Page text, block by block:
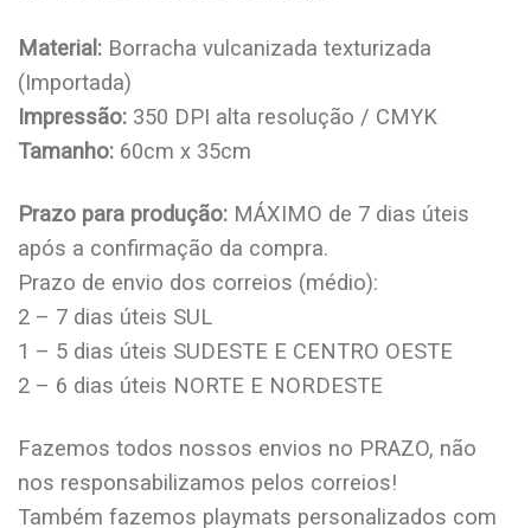
Material: Borracha vulcanizada texturizada
(Importada)
Impressão: 350 DPI alta resolução / CMYK
Tamanho: 60cm x 35cm
Prazo para produção: MÁXIMO de 7 dias úteis
após a confirmação da compra.
Prazo de envio dos correios (médio):
2 – 7 dias úteis SUL
1 – 5 dias úteis SUDESTE E CENTRO OESTE
2 – 6 dias úteis NORTE E NORDESTE
Fazemos todos nossos envios no PRAZO, não
nos responsabilizamos pelos correios!
Também fazemos playmats personalizados com